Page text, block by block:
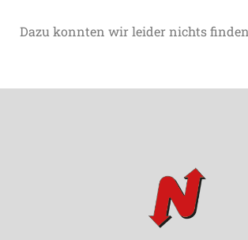
Dazu konnten wir leider nichts